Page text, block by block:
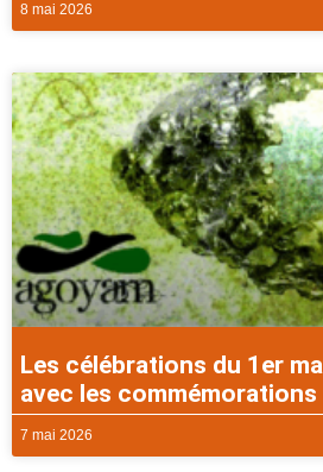
8 mai 2026
Les célébrations du 1er
avec les commémorations
7 mai 2026